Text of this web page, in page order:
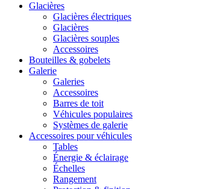
Glacières
Glacières électriques
Glacières
Glacières souples
Accessoires
Bouteilles & gobelets
Galerie
Galeries
Accessoires
Barres de toit
Véhicules populaires
Systèmes de galerie
Accessoires pour véhicules
Tables
Énergie & éclairage
Échelles
Rangement